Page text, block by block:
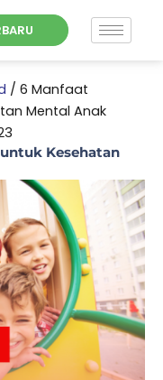
/ 6 Manfaat
Mental Anak
Kesehatan